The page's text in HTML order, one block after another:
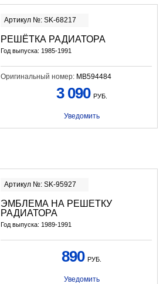
Артикул №: SK-68217
РЕШЁТКА РАДИАТОРА
Год выпуска: 1985-1991
Оригинальный номер: MB594484
3 090 РУБ.
Уведомить
Артикул №: SK-95927
ЭМБЛЕМА НА РЕШЕТКУ
РАДИАТОРА
Год выпуска: 1989-1991
890 РУБ.
Уведомить